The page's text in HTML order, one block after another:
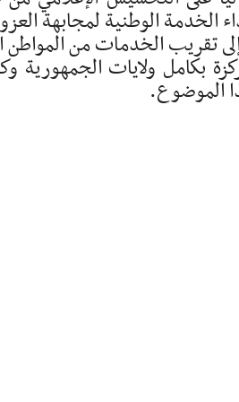
الخدمة الوطنية لمجابهة
تقريب الخدمات من
بكامل ولايات
الموضوع.